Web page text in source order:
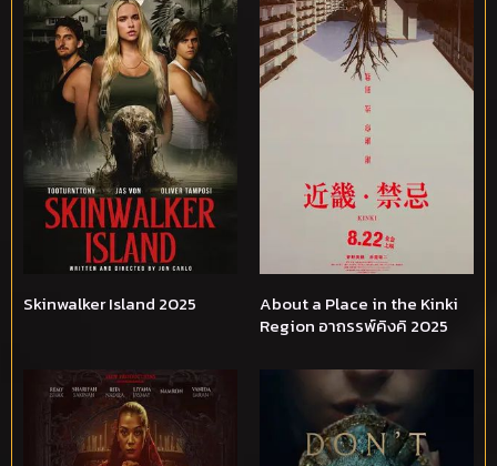
Skinwalker Island 2025
About a Place in the Kinki
Region อาถรรพ์คิงคิ 2025